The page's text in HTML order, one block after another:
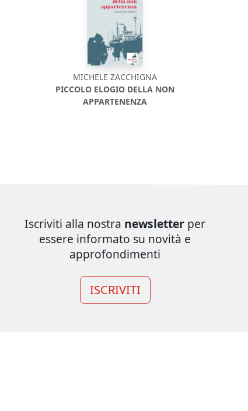
MICHELE ZACCHIGNA
PICCOLO ELOGIO DELLA NON
APPARTENENZA
Iscriviti alla nostra newsletter per
essere informato su novità e
approfondimenti
ISCRIVITI